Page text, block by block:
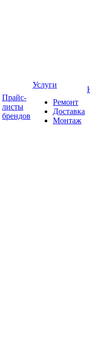
Прайс-
листы
брендов
Услуги
Ремонт
Доставка
Монтаж